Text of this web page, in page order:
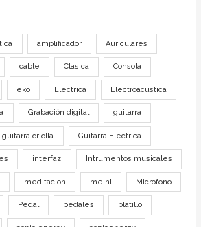
amplificador Auriculares
cable Clasica Consola
eko Electrica Electroacustica
Grabación digital guitarra
guitarra criolla Guitarra Electrica
interfaz Intrumentos musicales
meditacion meinl Microfono
Pedal pedales platillo